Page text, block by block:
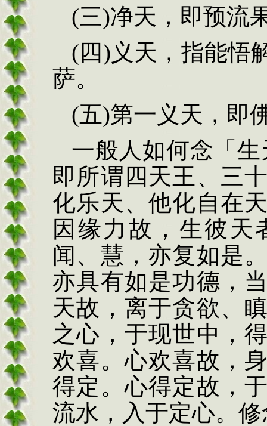
(三)净天，即预流
(四)义天，指能悟
萨。
(五)第一义天，即
一般人如何念「
即所谓四天王、三
化乐天、他化自在
因缘力故，生彼天
闻、慧，亦复如是
亦具有如是功德，
天故，离于贪欲、
之心，于现世中，
欢喜。心欢喜故，
得定。心得定故，
流水，入于定心。